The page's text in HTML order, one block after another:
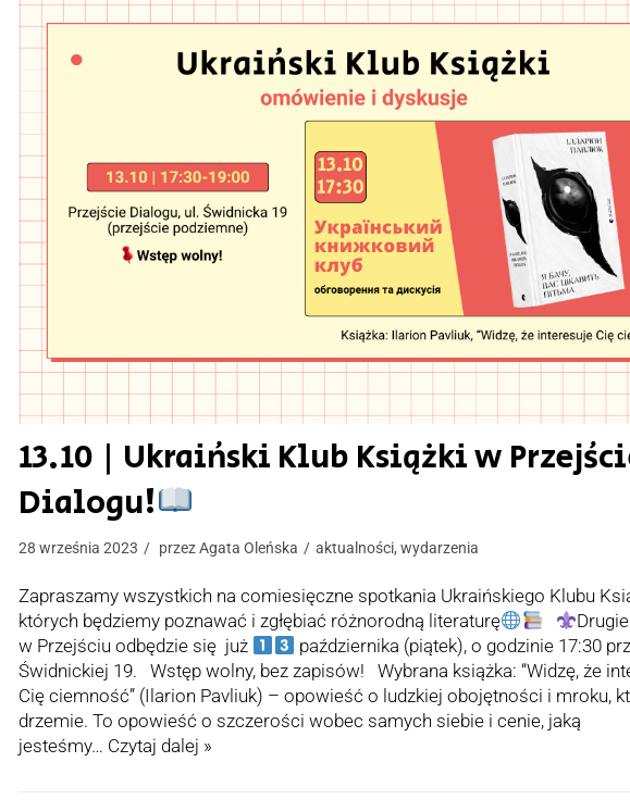
13.10 | Ukraiński Klub Książki w
Dialogu!
28 września 2023 przezAgata Oleńska aktualności, wydarzenia
Zapraszamy wszystkich na comiesięczne spotkania Ukraińskiego Klubu
których będziemy poznawać i zgłębiać różnorodną literaturę
w Przejściu odbędzie się już
października (piątek), o godzinie 17:30
Świdnickiej 19. Wstęp wolny, bez zapisów! Wybrana książka: “Widzę, że
Cię ciemność” (Ilarion Pavliuk) – opowieść o ludzkiej obojętności i mroku,
drzemie. To opowieść o szczerości wobec samych siebie i cenie, jaką
jesteśmy… Czytaj dalej »